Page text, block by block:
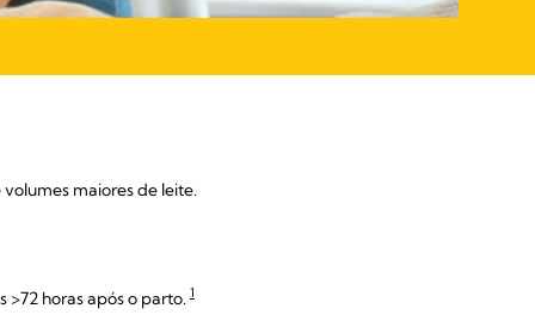
maiores de leite.
horas após o parto. 1